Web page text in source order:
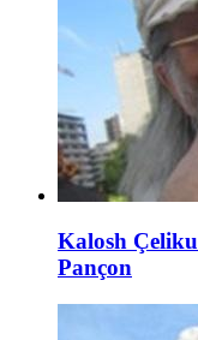
Kalosh
Pançon